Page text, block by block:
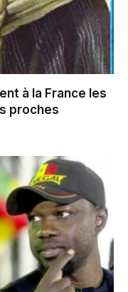
à la France les
proches